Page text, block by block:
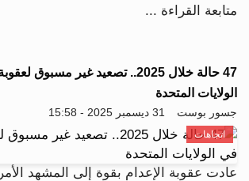
متابعة القراءة ...
47 حالة خلال 2025.. تصعيد غير مسبوق
الولايات المتحدة
جسور بوست 31 ديسمبر 2025 - 15:58
اتجاهات
عادت عقوبة الإعدام بقوة إلى المشهد